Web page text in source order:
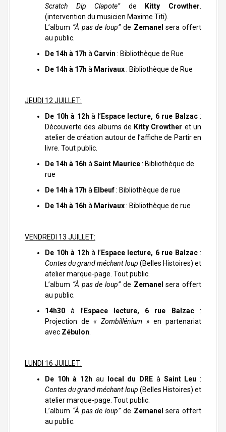
Scratch Dip Clapote”de Kitty Crowther
(intervention du musicien Maxime Titi).
L’album “À pas de loup”de Zemanel sera offert
au public.
De 14h à 17h à Carvin : Bibliothèque de Rue
De 14h à 17h à Marivaux: Bibliothèque de Rue
JEUDI 12 JUILLET:
De 10h à 12h à l’ Espace lecture, 6 rue Balzac:
Découverte des albums de Kitty Crowther et un
atelier de création autour de l’affiche de Partir en
livre. Tout public.
De 14h à 16h à Saint Maurice: Bibliothèque de
rue
De 14h à 17h à Elbeuf: Bibliothèque de rue
De 14h à 16h à Marivaux: Bibliothèque de rue
VENDREDI 13 JUILLET:
De 10h à 12h à l’ Espace lecture, 6 rue Balzac:
Contes du grand méchant loup (Belles Histoires) et
atelier marque-page. Tout public.
L’album “À pas de loup”de Zemanel sera offert
au public.
14h30 à l’ Espace lecture, 6 rue Balzac:
Projection de« Zombillénium »en partenariat
avec Zébulon
LUNDI 16 JUILLET:
De 10h à 12h au local du DRE à Saint Leu:
Contes du grand méchant loup (Belles Histoires) et
atelier marque-page. Tout public.
L’album “À pas de loup”de Zemanel sera offert
au public.